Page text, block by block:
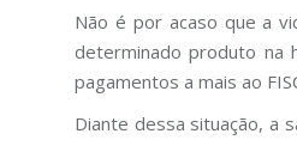
Não é por acaso que a
determinado produto na
pagamentos a mais ao
Diante dessa situação, a